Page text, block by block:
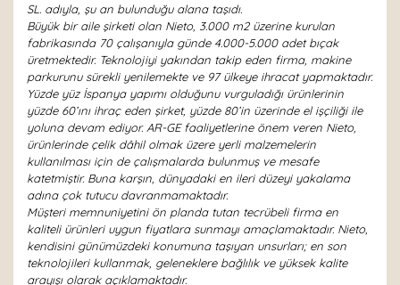
SL. adıyla, şu an bulunduğu alana taşıdı.
Büyük bir aile şirketi olan Nieto, 3.000 m2 üzerine kurulan
fabrikasında 70 çalışanıyla günde 4.000-5.000 adet bıçak
üretmektedir. Teknolojiyi yakından takip eden firma, makine
parkurunu sürekli yenilemekte ve 97 ülkeye ihracat yapmaktadır.
Yüzde yüz İspanya yapımı olduğunu vurguladığı ürünlerinin
yüzde 60’ını ihraç eden şirket, yüzde 80’in üzerinde el işçiliği ile
yoluna devam ediyor. AR-GE faaliyetlerine önem veren Nieto,
ürünlerinde çelik dâhil olmak üzere yerli malzemelerin
kullanılması için de çalışmalarda bulunmuş ve mesafe
katetmiştir. Buna karşın, dünyadaki en ileri düzeyi yakalama
adına çok tutucu davranmamaktadır.
Müşteri memnuniyetini ön planda tutan tecrübeli firma en
kaliteli ürünleri uygun fiyatlara sunmayı amaçlamaktadır. Nieto,
kendisini günümüzdeki konumuna taşıyan unsurları; en son
teknolojileri kullanmak, geleneklere bağlılık ve yüksek kalite
arayışı olarak açıklamaktadır.